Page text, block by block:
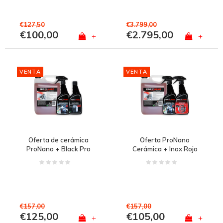
€127,50
€100,00 +
€3.799,00
€2.795,00 +
VENTA
Oferta de cerámica
ProNano + Black Pro
€157,00
€125,00 +
VENTA
Oferta ProNano
Cerámica + Inox Rojo
€157,00
€105,00 +